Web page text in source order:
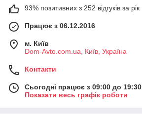
93% позитивних з 252 відгуків за рік
Працює з 06.12.2016
м. Київ
Dom-Avto.com.ua, Київ, Україна
Контакти
Сьогодні працює з 09:00 до 19:30
Показати весь графік роботи